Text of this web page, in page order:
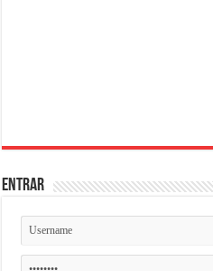
ENTRAR